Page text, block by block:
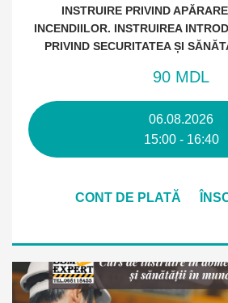
INSTRUIRE PRIVIND
INCENDIILOR. INSTRUIREA
PRIVIND SECURITATEA ȘI
90 MDL
06.08.2026
15:00 - 16:40
CONT DE PLATĂ